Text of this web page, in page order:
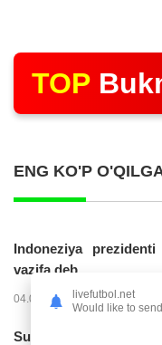
TOP
ENG KO'P
Indoneziya
vazifa deb...
04.08.2026 02:11 14256
Superliga. “Buxoro” -
livefutbol.net
Would like to